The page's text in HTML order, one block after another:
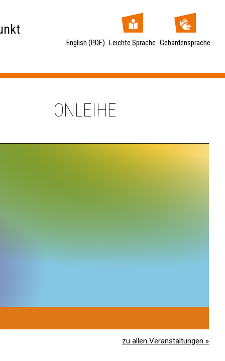
English (PDF) Leichte Sprache Gebärdensprache
ONLEIHE
zu allen Veranstaltungen »